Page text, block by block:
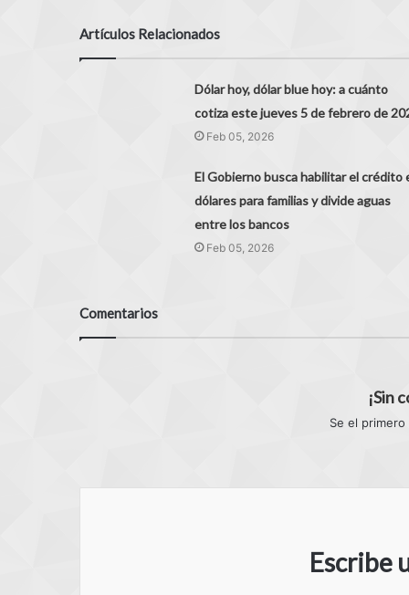
Artículos Relacionados
Dólar hoy, dólar blue hoy: a cuánto
cotiza este jueves 5 de febrero de
Feb 05, 2026
El Gobierno busca habilitar el crédito
dólares para familias y divide aguas
entre los bancos
Feb 05, 2026
Comentarios
¡Sin
Se el
Escribe